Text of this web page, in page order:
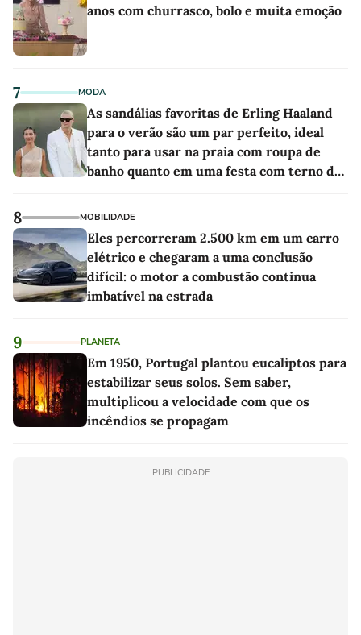
anos com churrasco, bolo e muita emoção
7 MODA
As sandálias favoritas de Erling Haaland
para o verão são um par perfeito, ideal
tanto para usar na praia com roupa de
banho quanto em uma festa com terno de
8 MOBILIDADE
Eles percorreram 2.500 km em um carro
elétrico e chegaram a uma conclusão
difícil: o motor a combustão continua
imbatível na estrada
9 PLANETA
Em 1950, Portugal plantou eucaliptos para
estabilizar seus solos. Sem saber,
multiplicou a velocidade com que os
incêndios se propagam
PUBLICIDADE